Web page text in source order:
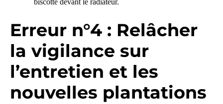
biscotte devant le radiateur.
Erreur n°4 : Relâcher
la vigilance sur
l’entretien et les
nouvelles plantations